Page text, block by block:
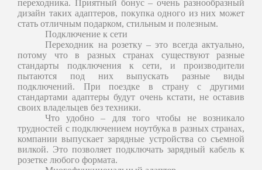
переходника. Приятный бонус – очень разнообразный
дизайн таких адаптеров, покупка одного из них может
стать отличным подарком, стильным и полезным.
Подключение к сети
Переходник на розетку – это всегда актуально,
потому что в разных странах существуют разные
стандарты подключения к сети, и производители
пытаются под них выпускать разные виды
подключений. При поездке в страну с другими
стандартами адаптеры будут очень кстати, не оставив
своих владельцев без техники.
Что удобно – для того чтобы не возникало
трудностей с подключением ноутбука в разных странах,
компании выпускает зарядные устройства со съемной
вилкой. Это позволяет подключать зарядный кабель к
розетке любого формата.